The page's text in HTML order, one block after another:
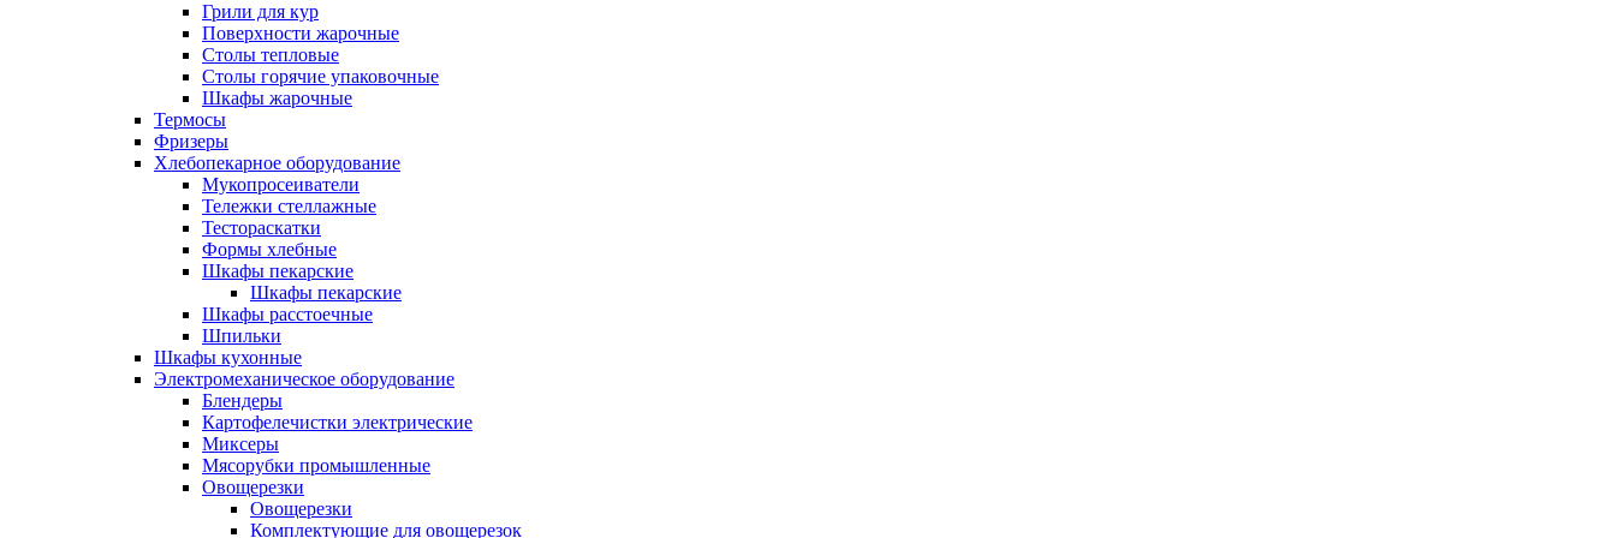
Грили для кур
Поверхности жарочные
Столы тепловые
Столы горячие упаковочные
Шкафы жарочные
Термосы
Фризеры
Хлебопекарное оборудование
Мукопросеиватели
Тележки стеллажные
Тестораскатки
Формы хлебные
Шкафы пекарские
Шкафы пекарские
Шкафы расстоечные
Шпильки
Шкафы кухонные
Электромеханическое оборудование
Блендеры
Картофелечистки электрические
Миксеры
Мясорубки промышленные
Овощерезки
Овощерезки
Комплектующие для овощерезок